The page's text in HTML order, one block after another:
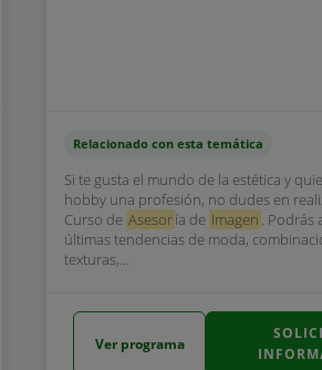
Relacionado con esta temática
Si te gusta el mundo de la estética y
hobby una profesión, no dudes en
Curso de Asesoría de Imagen . Podrás
últimas tendencias de moda,
texturas,...
Ver programa